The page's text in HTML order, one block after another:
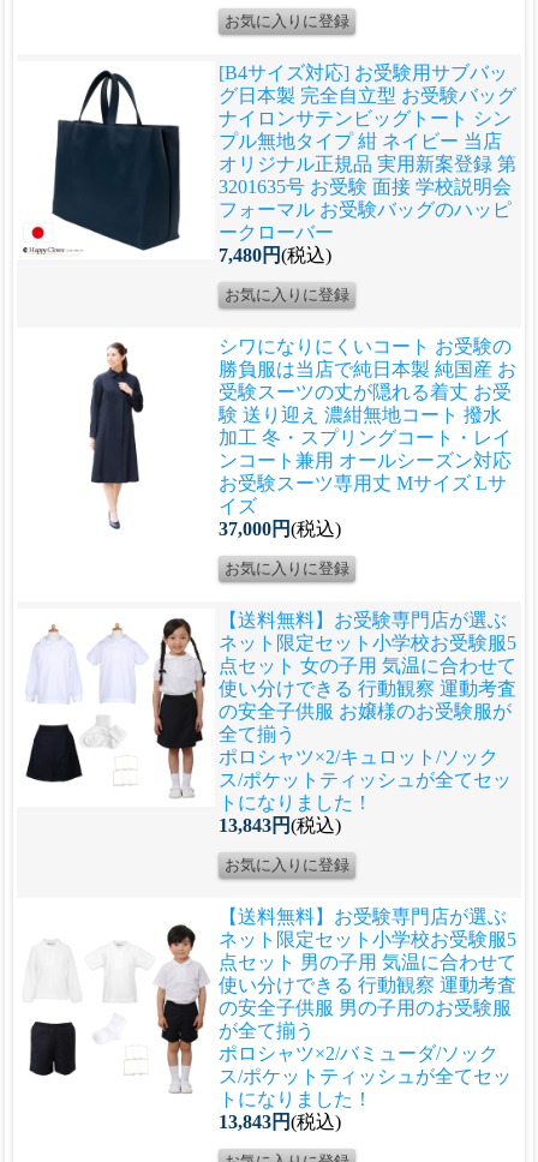
[B4サイズ対応] お受験用サブバッ
グ日本製 完全自立型 お受験バッグ
ナイロンサテンビッグトート シン
プル無地タイプ 紺 ネイビー 当店
オリジナル正規品 実用新案登録 第
3201635号 お受験 面接 学校説明会
フォーマル お受験バッグのハッピ
ークローバー
7,480円(税込)
シワになりにくいコート お受験の
勝負服は当店で純日本製 純国産 お
受験スーツの丈が隠れる着丈 お受
験 送り迎え 濃紺無地コート 撥水
加工 冬・スプリングコート・レイ
ンコート兼用 オールシーズン対応
お受験スーツ専用丈 Mサイズ Lサ
イズ
37,000円(税込)
【送料無料】お受験専門店が選ぶ
ネット限定セット 小学校お受験服5
点セット 女の子用 気温に合わせて
使い分けできる 行動観察 運動考査
の安全子供服 お嬢様のお受験服が
全て揃う
ポロシャツ×2/キュロット/ソック
ス/ポケットティッシュが全てセッ
トになりました！
13,843円(税込)
【送料無料】お受験専門店が選ぶ
ネット限定セット 小学校お受験服5
点セット 男の子用 気温に合わせて
使い分けできる 行動観察 運動考査
の安全子供服 男の子用のお受験服
が全て揃う
ポロシャツ×2/バミューダ/ソック
ス/ポケットティッシュが全てセッ
トになりました！
13,843円(税込)